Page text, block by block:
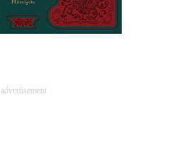
advertisement